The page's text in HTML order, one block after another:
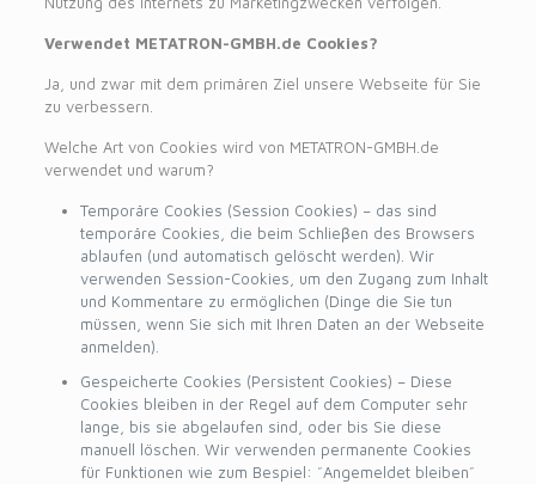
Verwendet METATRON-GMBH.de Cookies?
Ja, und zwar mit dem primären Ziel unsere Webseite für Sie
zu verbessern.
Welche Art von Cookies wird von METATRON-GMBH.de
verwendet und warum?
Temporäre Cookies (Session Cookies) – das sind
temporäre Cookies, die beim Schlieβen des Browsers
ablaufen (und automatisch gelöscht werden). Wir
verwenden Session-Cookies, um den Zugang zum Inhalt
und Kommentare zu ermöglichen (Dinge die Sie tun
müssen, wenn Sie sich mit Ihren Daten an der Webseite
anmelden).
Gespeicherte Cookies (Persistent Cookies) – Diese
Cookies bleiben in der Regel auf dem Computer sehr
lange, bis sie abgelaufen sind, oder bis Sie diese
manuell löschen. Wir verwenden permanente Cookies
für Funktionen wie zum Bespiel: ˝Angemeldet bleiben˝